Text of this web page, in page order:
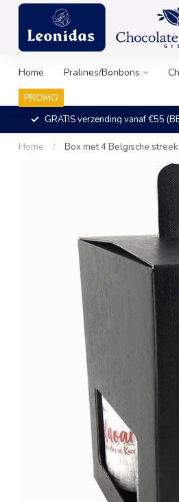
Home Pralines/Bonbons
PROMO
GRATIS verzending vanaf €55
Home / Box met 4 Belgische